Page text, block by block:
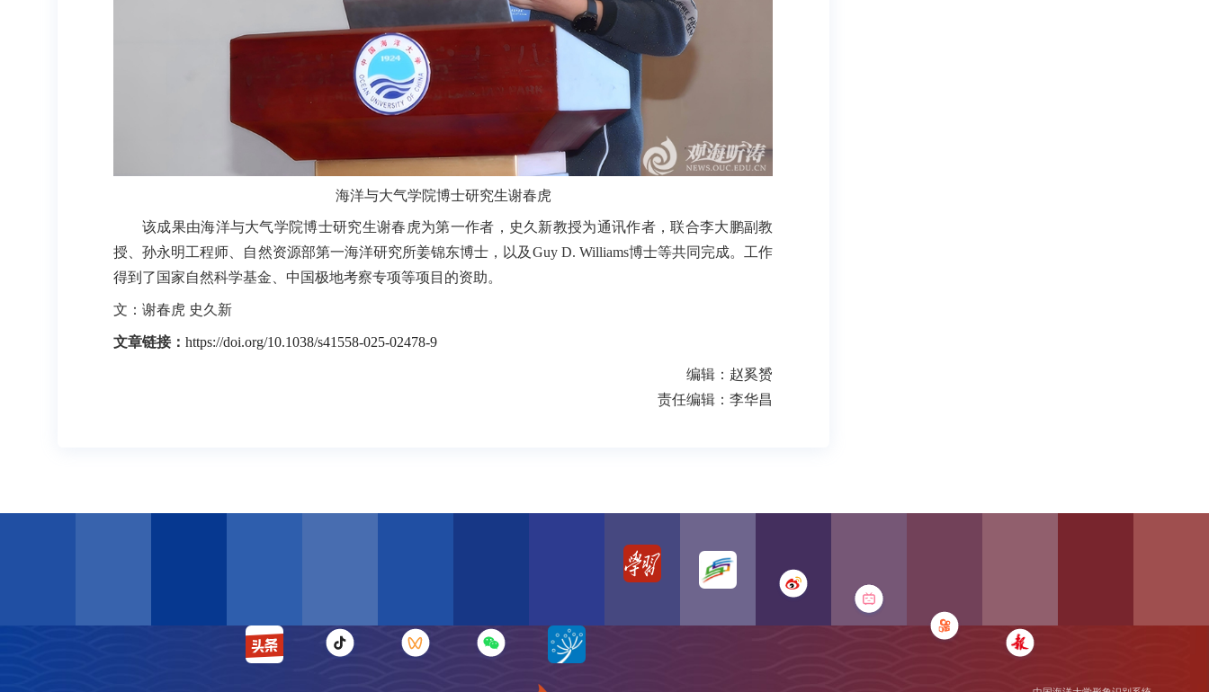
海洋与大气学院博士研究生谢春虎
该成果由海洋与大气学院博士研究生谢春虎为第一作者，史久新教授为通讯作者，联合李大鹏副教
授、孙永明工程师、自然资源部第一海洋研究所姜锦东博士，以及Guy D. Williams博士等共同完成。工作
得到了国家自然科学基金、中国极地考察专项等项目的资助。
文：谢春虎 史久新
文章链接： https://doi.org/10.1038/s41558-025-02478-9
编辑：赵奚赟
责任编辑：李华昌